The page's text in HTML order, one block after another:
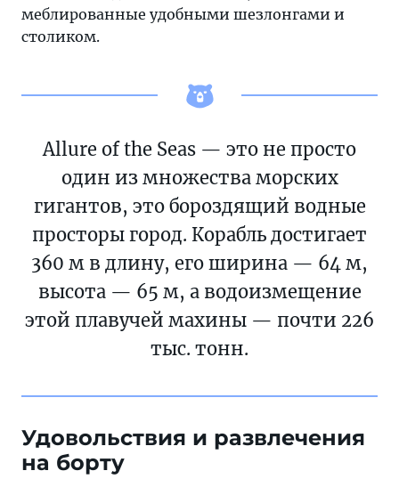
меблированные удобными шезлонгами и
столиком.
Allure of the Seas — это не просто
один из множества морских
гигантов, это бороздящий водные
просторы город. Корабль достигает
360 м в длину, его ширина — 64 м,
высота — 65 м, а водоизмещение
этой плавучей махины — почти 226
тыс. тонн.
Удовольствия и развлечения
на борту